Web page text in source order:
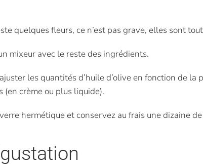
quelques fleurs, ce n’est pas grave, elles sont
mixeur avec le reste des ingrédients.
les quantités d’huile d’olive en fonction de
crème ou plus liquide).
hermétique et conservez au frais une dizaine